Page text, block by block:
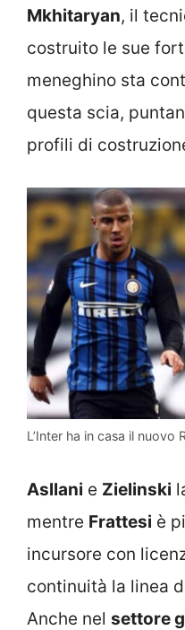
Mkhitaryan, il
costruito le sue
meneghino sta
questa scia,
profili di
L’Inter ha in casa il nuovo
Asllani e Zielinski
mentre Frattesi è
incursore con
continuità la linea
Anche nel settore